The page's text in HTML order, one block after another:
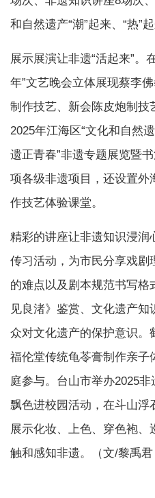
和自然遗产“潮”起来、“热”起
展示展演让非遗“活起来”。
年”文艺晚会立体展现蔡李
制作技艺、新会陈皮炮制技
2025年江海区“文化和自然
遗正青春”非遗专题展览暨
项各级非遗项目，还设置外
作技艺体验课堂。
精彩的讲座让非遗知识浸润
传习活动，为市民分享戏剧
的难点以及剧本规范书写格
见良渚》鉴赏、文化遗产
众对文化遗产的保护意识
福伦堂传统龟苓膏制作亲子
庭参与。台山市举办2025
飘色进校园活动，在斗山浮
展示化妆、上色、穿色袍
触和感知非遗。（文/黎禹君